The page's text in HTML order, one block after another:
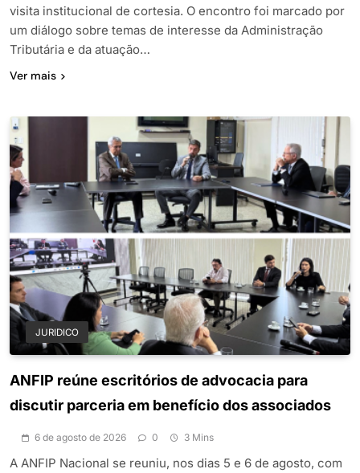
visita institucional de cortesia. O encontro foi marcado por
um diálogo sobre temas de interesse da Administração
Tributária e da atuação…
Ver mais
JURIDICO
ANFIP reúne escritórios de advocacia para
discutir parceria em benefício dos associados
6 de agosto de 2026 0 3 Mins
A ANFIP Nacional se reuniu, nos dias 5 e 6 de agosto, com